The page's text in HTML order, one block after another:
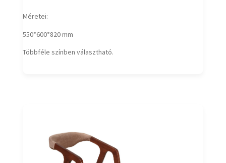
Méretei:
550*600*820 mm
Többféle színben választható.